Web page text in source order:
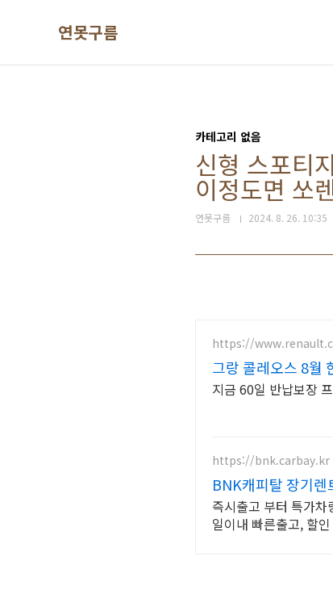
연못구름
카테고리 없음
신형 스포티
이정도면 쏘
연못구름 2024. 8. 26. 10:35
https://
그랑 콜레오스 8월
지금 60일 반납보장
https://bnk.carbay.kr
BNK캐피탈 장기렌
즉시출고 부터 특가
일이내 빠른출고, 할